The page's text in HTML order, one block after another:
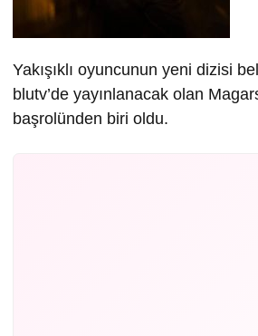
Yakışıklı oyuncunun yeni dizisi
blutv’de yayınlanacak olan
başrolünden biri oldu.